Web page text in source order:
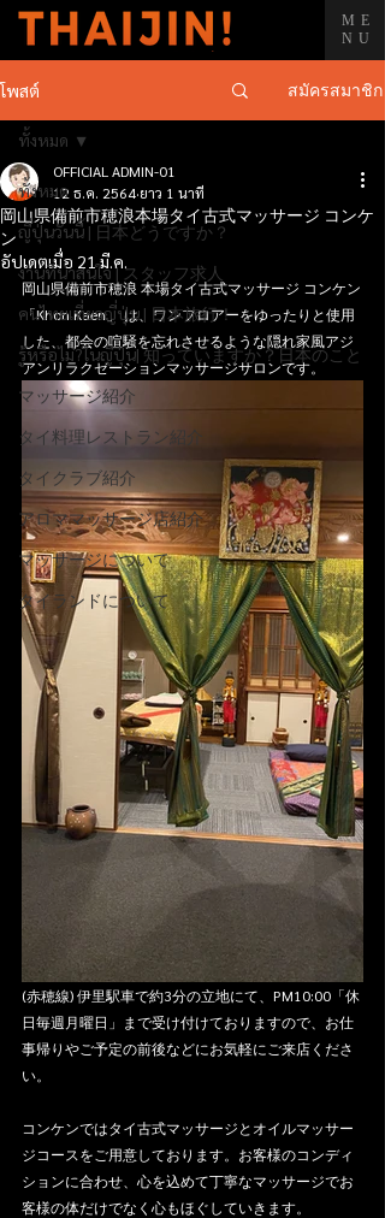
ME
NU
โพสต์ สมัครสมาชิก
ทั้งหมด
ญี่ปุ่นวันนี้ | 日本どうですか？
งานที่น่าสนใจ | スタッフ求人
คนไทยเที่ยวญี่ปุ่น | 日本旅行！
รู้หรือไม่?ในญี่ปุ่น| 知っていますか？日本のこと
マッサージ紹介
タイ料理レストラン紹介
タイクラブ紹介
アロママッサージ店紹介
マッサージについて
タイランドについて
ทั้งหมด
岡山県備前市穂浪本場タイ古式マッサージ コンケ
ン
OFFICIAL ADMIN-01
12 ธ.ค. 2564 ยาว 1 นาที
อัปเดตเมื่อ 21 มี.ค.
岡山県備前市穂浪 本場タイ古式マッサージ コンケン
「Khon Kaen」 は、ワンフロアーをゆったりと使用
した、都会の喧騒を忘れさせるような隠れ家風アジ
アンリラクゼーションマッサージサロンです。
(赤穂線) 伊里駅車で約3分の立地にて、PM10:00「休
日毎週月曜日」まで受け付けておりますので、お仕
事帰りやご予定の前後などにお気軽にご来店くださ
い。
コンケンではタイ古式マッサージとオイルマッサー
ジコースをご用意しております。お客様のコンディ
ションに合わせ、心を込めて丁寧なマッサージでお
客様の体だけでなく心もほぐしていきます。